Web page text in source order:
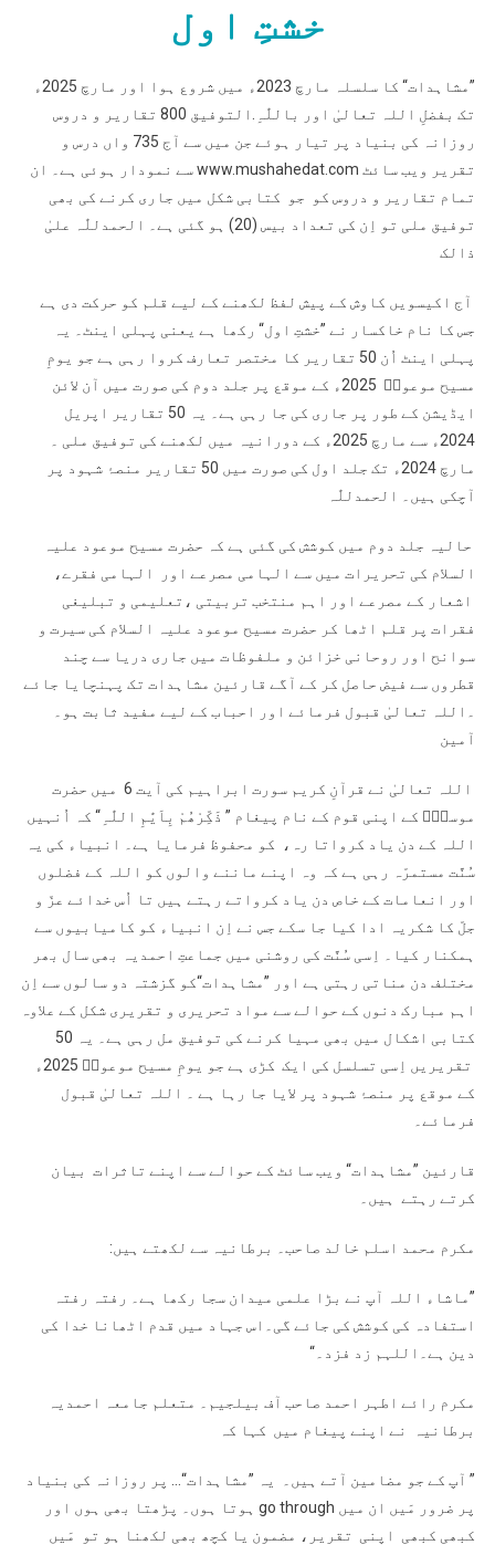
خشتِ اول
”مشاہدات“ کا سلسلہ مارچ 2023ء میں شروع ہوا اور مارچ 2025ء
تک بفضلِ اللہ تعالیٰ اور باللّٰہِ.التوفیق 800 تقاریر و دروس
روزانہ کی بنیاد پر تیار ہوئے جن میں سے آج 735 واں درس و
تقریر ویب سائٹ www.mushahedat.com سے نمودار ہوئی ہے۔ ان
تمام تقاریر و دروس کو جو کتابی شکل میں جاری کرنے کی بھی
توفیق ملی تو اِن کی تعداد بیس (20) ہو گئی ہے۔ الحمدللّٰہ علیٰ
ذالک
آج اکیسویں کاوش کے پیش لفظ لکھنے کے لیے قلم کو حرکت دی ہے
جس کا نام خاکسار نے ”خشتِ اول“ رکھا ہے یعنی پہلی اینٹ۔ یہ
پہلی اینٹ اُن 50 تقاریر کا مختصر تعارف کروا رہی ہے جو یومِ
مسیح موعودؑ 2025ء کے موقع پر جلد دوم کی صورت میں آن لائن
ایڈیشن کے طور پر جاری کی جا رہی ہے۔ یہ 50 تقاریر اپریل
2024ء سے مارچ 2025ء کے دورانیہ میں لکھنے کی توفیق ملی ۔
مارچ 2024ء تک جلد اول کی صورت میں 50 تقاریر منصۂ شہود پر
آچکی ہیں۔ الحمدللّٰہ
حالیہ جلد دوم میں کوشش کی گئی ہے کہ حضرت مسیح موعود علیہ
السلام کی تحریرات میں سے الہامی مصرعے اور الہامی فقرے،
اشعار کے مصرعے اور اہم منتخب تربیتی ،تعلیمی و تبلیغی
فقرات پر قلم اٹھا کر حضرت مسیح موعود علیہ السلام کی سیرت و
سوانح اور روحانی خزائن و ملفوظات میں جاری دریا سے چند
قطروں سے فیض حاصل کر کے آگے قارئین مشاہدات تک پہنچایا جائے
۔اللہ تعالیٰ قبول فرمائے اور احباب کے لیے مفید ثابت ہو۔
آمین
اللہ تعالیٰ نے قرآنِ کریم سورت ابراہیم کی آیت 6 میں حضرت
موسیٰؑ کے اپنی قوم کے نام پیغام ” ذَکِّرْھُمْ بِاَیّٰمِ اللّٰہِ“ کہ اُنہیں
اللہ کے دن یاد کرواتا رہ، کو محفوظ فرمایا ہے۔ انبیاء کی یہ
سُنَّت مستمرّہ رہی ہے کہ وہ اپنے ماننے والوں کو اللہ کے فضلوں
اور انعامات کے خاص دن یاد کرواتے رہتے ہیں تا اُس خدائے عزّ و
جلّ کا شکریہ ادا کیا جا سکے جس نے اِن انبیاء کو کامیابیوں سے
ہمکنار کیا۔ اِسی سُنَّت کی روشنی میں جماعتِ احمدیہ بھی سال بھر
مختلف دن مناتی رہتی ہے اور ”مشاہدات“کو گزشتہ دو سالوں سے اِن
اہم مبارک دنوں کے حوالے سے مواد تحریری و تقریری شکل کے علاوہ
کتابی اشکال میں بھی مہیا کرنے کی توفیق مل رہی ہے۔ یہ 50
تقریریں اِسی تسلسل کی ایک کڑی ہے جو یومِ مسیح موعودؑ 2025ء
کے موقع پر منصۂ شہود پر لایا جا رہا ہے ۔ اللہ تعالیٰ قبول
فرمائے۔
قارئین ”مشاہدات“ ویب سائٹ کے حوالے سے اپنے تاثرات بیان
کرتے رہتے ہیں۔
مکرم محمد اسلم خالد صاحب۔ برطانیہ سے لکھتے ہیں:
”ماشاء اللہ آپ نے بڑا علمی میدان سجا رکھا ہے۔ رفتہ رفتہ
استفادہ کی کوشش کی جائے گی۔اس جہاد میں قدم اٹھانا خدا کی
دین ہے۔اللہم زد فزد۔“
مکرم رائے اطہر احمد صاحب آف بیلجیم۔ متعلم جامعہ احمدیہ
برطانیہ نے اپنے پیغام میں کہا کہ
” آپ کے جو مضامین آتے ہیں۔ یہ ”مشاہدات“… پر روزانہ کی بنیاد
پر ضرور مَیں ان میں go through ہوتا ہوں۔ پڑھتا بھی ہوں اور
کبھی کبھی اپنی تقریر، مضمون یا کچھ بھی لکھنا ہو تو مَیں